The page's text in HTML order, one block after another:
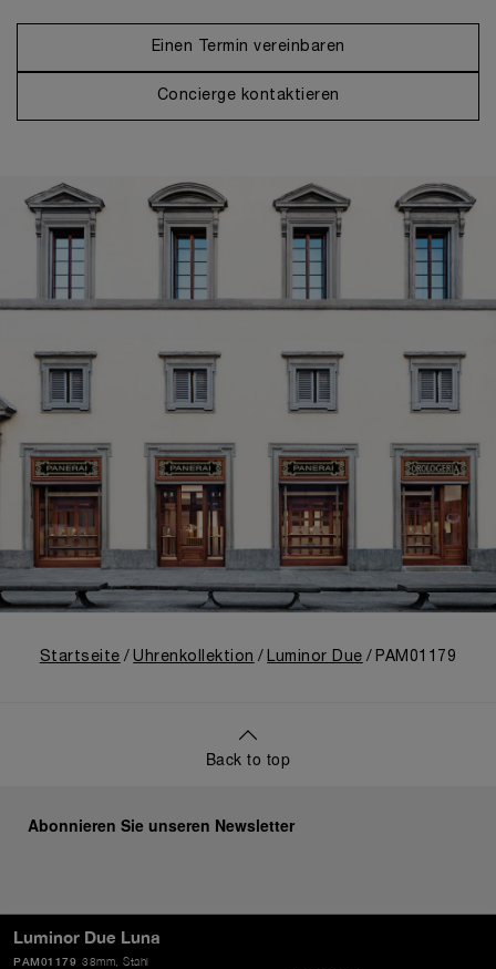
Luminor Due Luna
38mm , Stahl
PAM01179
Einen Termin vereinbaren
Concierge kontaktieren
Startseite Uhrenkollektion Luminor Due PAM01179
Back to top
Abonnieren Sie unseren Newsletter